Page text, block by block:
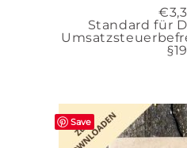
€
Standard für
§19
Save